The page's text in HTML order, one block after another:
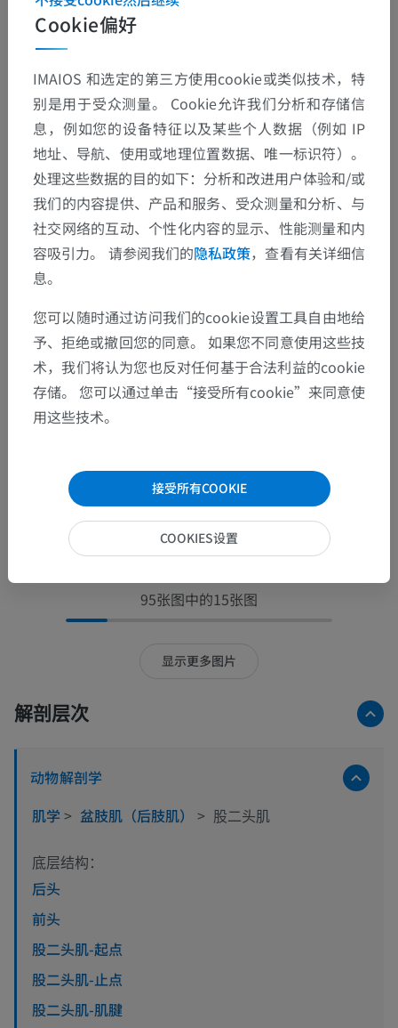
95张图中的15张图
显示更多图片
解剖层次
动物解剖学
肌学 > 盆肢肌（后肢肌） > 股二头肌
底层结构：
后头
前头
股二头肌-起点
股二头肌-止点
股二头肌-肌腱
Cookie偏好
IMAIOS 和选定的第三方使用cookie或类似技术，特
别是用于受众测量。 Cookie允许我们分析和存储信
息，例如您的设备特征以及某些个人数据（例如 IP
地址、导航、使用或地理位置数据、唯一标识符）。
处理这些数据的目的如下：分析和改进用户体验和/或
我们的内容提供、产品和服务、受众测量和分析、与
社交网络的互动、个性化内容的显示、性能测量和内
容吸引力。 请参阅我们的隐私政策，查看有关详细信
息。
您可以随时通过访问我们的cookie设置工具自由地给
予、拒绝或撤回您的同意。 如果您不同意使用这些技
术，我们将认为您也反对任何基于合法利益的cookie
存储。 您可以通过单击“接受所有cookie”来同意使
用这些技术。
接受所有COOKIE
COOKIES设置